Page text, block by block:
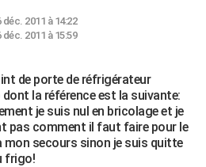
2011 à 14:22
déc. 2011 à 15:59
de porte de réfrigérateur
la référence est la suivante:
je suis nul en bricolage et je
pas comment il faut faire pour le
mon secours sinon je suis quitte
frigo!